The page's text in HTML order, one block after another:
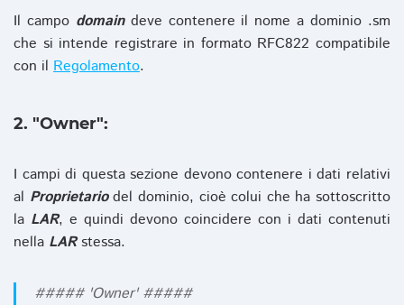
Il campo domaindeve contenere il nome a dominio .sm
che si intende registrare in formato RFC822 compatibile
con il Regolamento.
2. "Owner":
I campi di questa sezione devono contenere i dati relativi
al Proprietariodel dominio, cioè colui che ha sottoscritto
la LAR, e quindi devono coincidere con i dati contenuti
nella LARstessa.
##### 'Owner' #####